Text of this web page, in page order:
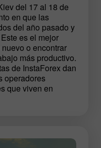
del 17 al 18 de
en que las
del año pasado y
es el mejor
o encontrar
más productivo.
de InstaForex dan
operadores
que viven en